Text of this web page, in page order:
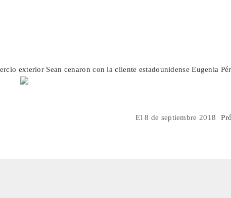
exterior Sean cenaron con la cliente estadounidense Eugenia
El 8 de septiembre 2018